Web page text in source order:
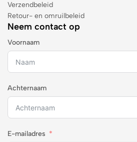
Verzendbeleid
Retour- en omruilbeleid
Neem contact op
Voornaam
Achternaam
E-mailadres